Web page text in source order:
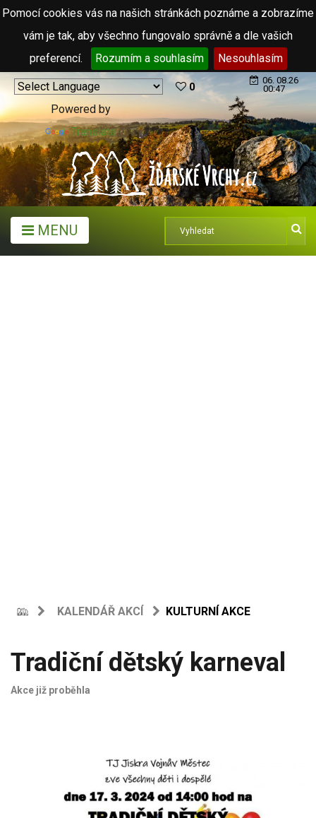
Pomocí cookies vás na našich stránkách poznáme a zobrazíme
vám je tak, aby všechno fungovalo správně a dle vašich
preferencí.
Rozumím a souhlasím Nesouhlasím
Powered by
Translate
0
06. 08.26
00:47
MENU
KALENDÁŘ AKCÍ KULTURNÍ AKCE
Tradiční dětský karneval
Akce již proběhla